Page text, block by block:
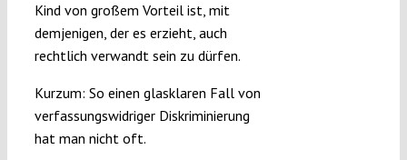
Kind von großem Vorteil ist, mit
demjenigen, der es erzieht, auch
rechtlich verwandt sein zu dürfen.
Kurzum: So einen glasklaren Fall von
verfassungswidriger Diskriminierung
hat man nicht oft.